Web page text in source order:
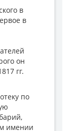
в
в
он
гг.
по
имении